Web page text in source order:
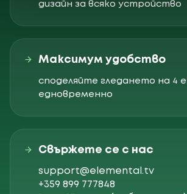
дизайн за всяко устройство
Максимум удобство
споделяйте гледането на 4
едновременно
Свържете се с нас
support@elemental.tv
+359 899 777848